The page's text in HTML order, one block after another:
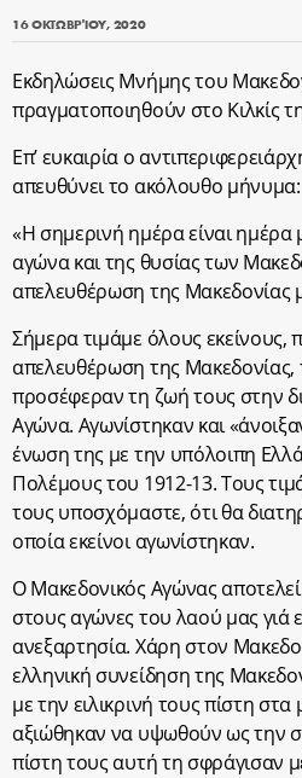
16 ΟΚΤΩΒΡΊΟΥ, 2020
Εκδηλώσεις Μνήμης του
πραγματοποιηθούν στο Κιλκίς
Επ’ ευκαιρία ο
απευθύνει το ακόλουθο μήνυμα:
«Η σημερινή ημέρα είναι ημέρα
αγώνα και της θυσίας των
απελευθέρωση της Μακεδονίας
Σήμερα τιμάμε όλους εκείνους,
απελευθέρωση της
προσέφεραν τη ζωή τους στην
Αγώνα. Αγωνίστηκαν και
ένωση της με την υπόλοιπη
Πολέμους του 1912-13. Τους
τους υποσχόμαστε, ότι θα
οποία εκείνοι αγωνίστηκαν.
Ο Mακεδονικός Aγώνας
στους αγώνες του λαού μας γιά
ανεξαρτησία. Χάρη στον
ελληνική συνείδηση της
με την ειλικρινή τους πίστη στα
αξιώθηκαν να υψωθούν ως την
πίστη τους αυτή τη σφράγισαν